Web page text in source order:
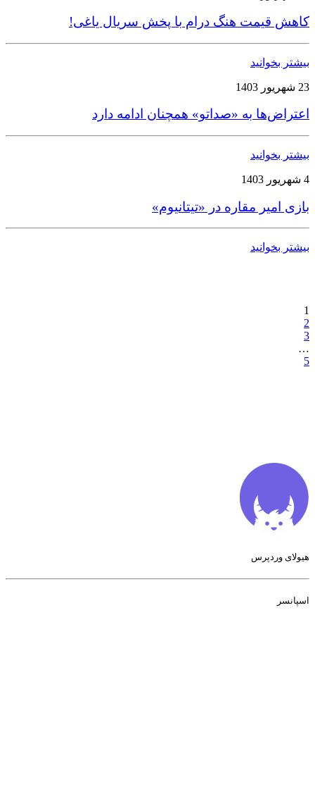
کاهش قیمت هنگ درام با پخش سریال یاغی!
بیشتر بخوانید
23 شهریور 1403
اعتراض‌ها به «صداتو» همچنان ادامه دارد
بیشتر بخوانید
4 شهریور 1403
بازی امیر مقاره در «تیتانیوم»
بیشتر بخوانید
1
2
3
…
5
هیولای وردپرس
اسپانسر